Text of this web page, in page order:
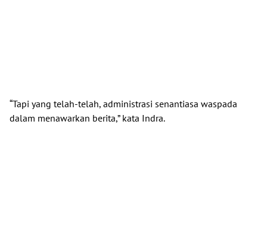
“Tapi yang telah-telah, administrasi senantiasa waspada
dalam menawarkan berita,” kata Indra.